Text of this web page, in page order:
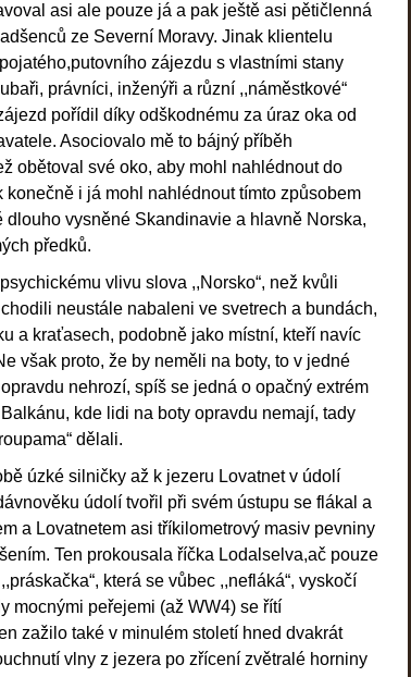
asi ale pouze já a pak ještě asi pětičlenná
ze Severní Moravy. Jinak klientelu
zájezdu s vlastními stany
právníci, inženýři a různí ,,náměstkové“
pořídil díky odškodnému za úraz oka od
Asociovalo mě to bájný příběh
obětoval své oko, aby mohl nahlédnout do
konečně i já mohl nahlédnout tímto způsobem
dlouho vysněné Skandinavie a hlavně Norska,
předků.
vlivu slova ,,Norsko“, než kvůli
neustále nabaleni ve svetrech a bundách,
a kraťasech, podobně jako místní, kteří navíc
však proto, že by neměli na boty, to v jedné
nehrozí, spíš se jedná o opačný extrém
kde lidi na boty opravdu nemají, tady
dělali.
úzké silničky až k jezeru Lovatnet v údolí
údolí tvořil při svém ústupu se flákal a
a Lovatnetem asi tříkilometrový masiv pevniny
Ten prokousala říčka Lodalselva,ač pouze
která se vůbec ,,nefláká“, vyskočí
mocnými peřejemi (až WW4) se řítí
zažilo také v minulém století hned dvakrát
vlny z jezera po zřícení zvětralé horniny